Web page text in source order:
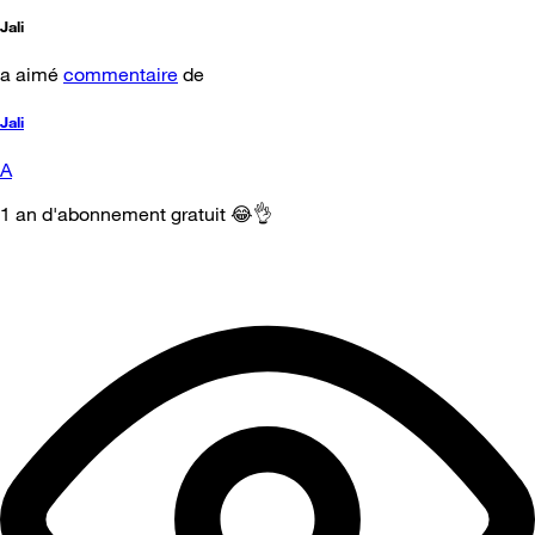
Jali
a aimé commentaire de
Jali
A
1 an d'abonnement gratuit 😂👌